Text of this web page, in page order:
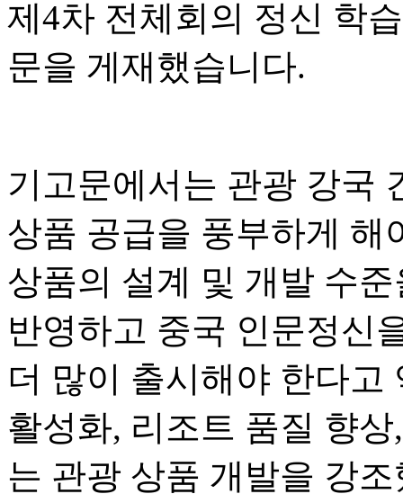
제4차 전체회의 정신 학
문을 게재했습니다.
기고문에서는 관광 강국
상품 공급을 풍부하게 해
상품의 설계 및 개발 수
반영하고 중국 인문정신
더 많이 출시해야 한다고
활성화, 리조트 품질 향
는 관광 상품 개발을 강